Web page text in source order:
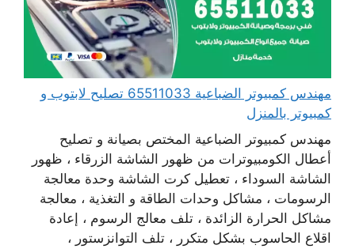
مهندس كمبيوتر الضباعية 65511033 تصليح لابتوب و
كمبيوتر بالمنزل
مهندس كمبيوتر الضباعية المختص بصيانة و تصليح
أعطال الكومبيوترات من ظهور الشاشة الزرقاء ، ظهور
الشاشة السوداء ، تعطيل كرت الشاشة وحدة معالجة
الرسومات ، مشاكل وحدات الطاقة و التغذية ، معالجة
مشاكل الحرارة الزائدة ، تلف معالج الرسوم ، إعادة
اقلاع الحاسوب بشكل متكرر ، تلف التوانزستور ،